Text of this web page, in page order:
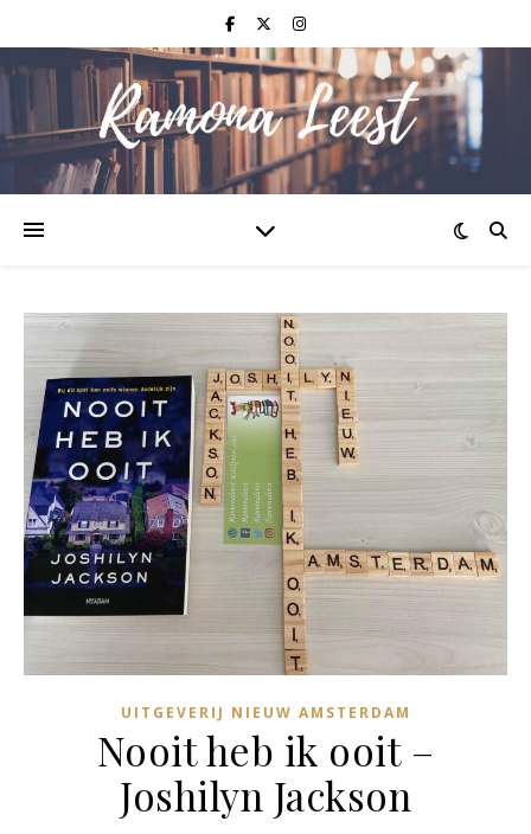
UITGEVERIJ NIEUW AMSTERDAM
Nooit heb ik ooit –
Joshilyn Jackson